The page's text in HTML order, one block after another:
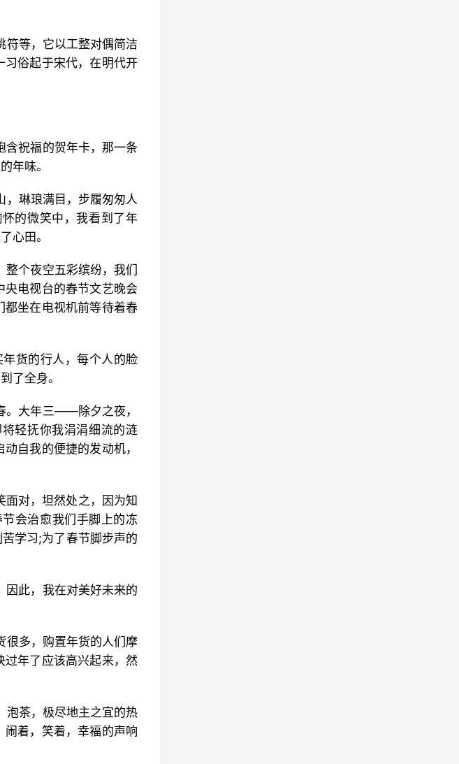
符等，它以工整对偶简洁
俗起于宋代，在明代开
含祝福的贺年卡，那一条
年味。
，琳琅满目，步履匆匆人
的微笑中，我看到了年
心田。
个夜空五彩缤纷，我们
电视台的春节文艺晚会
坐在电视机前等待着春
货的行人，每个人的脸
了全身。
。大年三——除夕之夜，
轻抚你我涓涓细流的涟
自我的便捷的发动机，
面对，坦然处之，因为知
会治愈我们手脚上的冻
学习;为了春节脚步声的
因此，我在对美好未来的
很多，购置年货的人们摩
过年了应该高兴起来，然
泡茶，极尽地主之宜的热
着，笑着，幸福的声响